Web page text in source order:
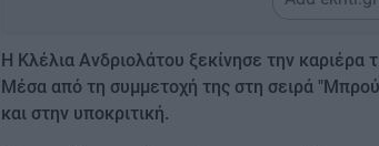
Η Κλέλια Ανδριολάτου ξεκίνησε την
Μέσα από τη συμμετοχή της στη σειρά
και στην υποκριτική.